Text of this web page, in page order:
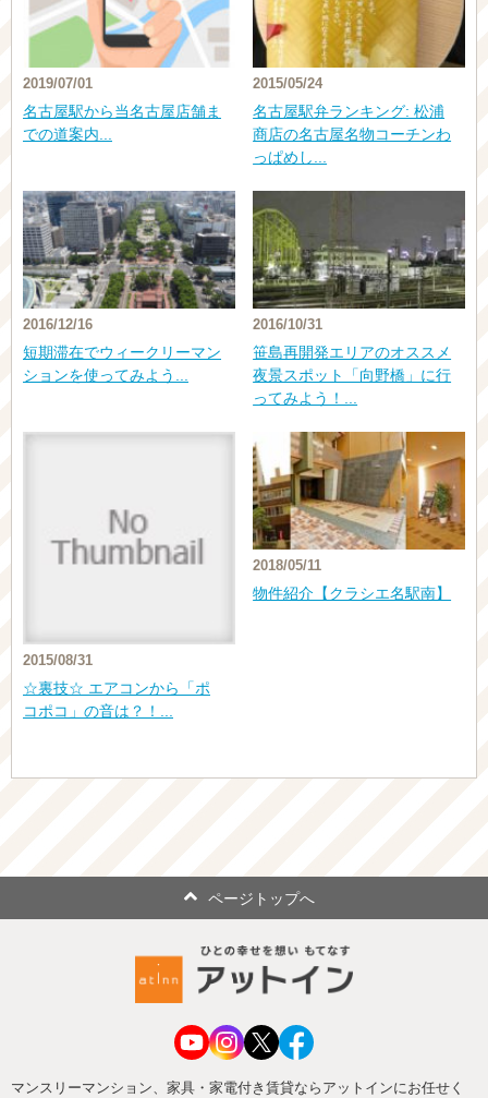
2019/07/01
名古屋駅から当名古屋店舗ま
での道案内...
2015/05/24
名古屋駅弁ランキング: 松浦
商店の名古屋名物コーチンわ
っぱめし...
2016/12/16
短期滞在でウィークリーマン
ションを使ってみよう...
2016/10/31
笹島再開発エリアのオススメ
夜景スポット「向野橋」に行
ってみよう！...
2015/08/31
☆裏技☆ エアコンから「ポ
コポコ」の音は？！...
2018/05/11
物件紹介【クラシエ名駅南】
ページトップへ
マンスリーマンション、家具・家電付き賃貸ならアットインにお任せく